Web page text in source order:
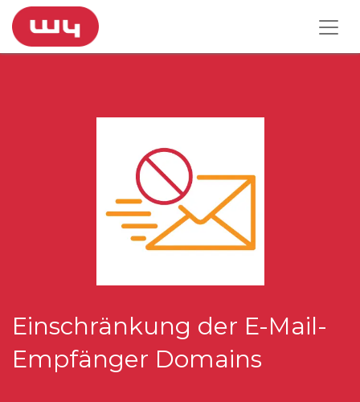
Einschränkung der E-Mail-
Empfänger Domains